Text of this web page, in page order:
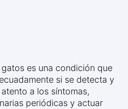
es una condición que
si se detecta y
a los síntomas,
periódicas y actuar